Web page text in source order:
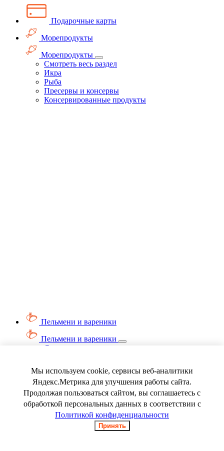
Подарочные карты
Морепродукты
Морепродукты
Смотреть весь раздел
Икра
Рыба
Пресервы и консервы
Консервированные продукты
Пельмени и вареники
Пельмени и вареники
Смотреть весь раздел
Ягода замороженная
Мы используем cookie, сервисы веб-аналитики
Яндекс.Метрика для улучшения работы сайта.
Продолжая пользоваться сайтом, вы соглашаетесь с
обработкой персональных данных в соответствии с
Политикой конфиденциальности
Принять